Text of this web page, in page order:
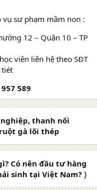
sư phạm mầm non :
12 – Quận 10 – TP
viên liên hệ theo SĐT
tiét
589
thanh nối
gà lõi thép
Có nên đầu tư hàng
sinh tại Việt Nam? 〉